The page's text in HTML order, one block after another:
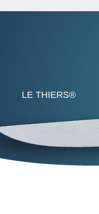
LE THIERS®